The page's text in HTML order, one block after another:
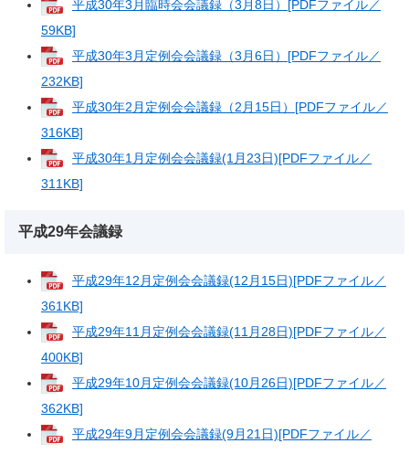
平成30年3月臨時会会議録（3月8日）[PDFファイル／
59KB]
平成30年3月定例会会議録（3月6日）[PDFファイル／
232KB]
平成30年2月定例会会議録（2月15日）[PDFファイル／
316KB]
平成30年1月定例会会議録(1月23日)[PDFファイル／
311KB]
平成29年会議録
平成29年12月定例会会議録(12月15日)[PDFファイル／
361KB]
平成29年11月定例会会議録(11月28日)[PDFファイル／
400KB]
平成29年10月定例会会議録(10月26日)[PDFファイル／
362KB]
平成29年9月定例会会議録(9月21日)[PDFファイル／